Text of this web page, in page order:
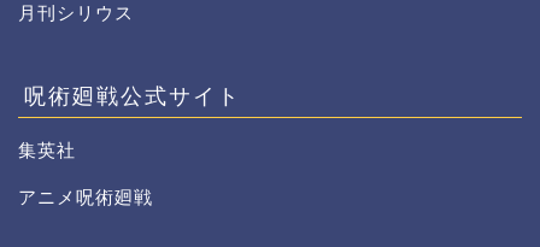
月刊シリウス
呪術廻戦公式サイト
集英社
アニメ呪術廻戦